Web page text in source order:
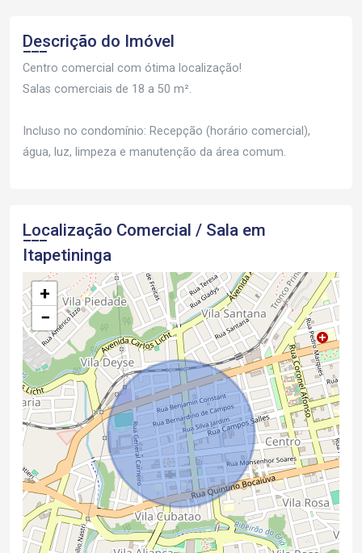
Descrição do Imóvel
Centro comercial com ótima localização!
Salas comerciais de 18 a 50 m².
Incluso no condomínio: Recepção (horário comercial),
água, luz, limpeza e manutenção da área comum.
Localização Comercial / Sala em
Itapetininga
+
−